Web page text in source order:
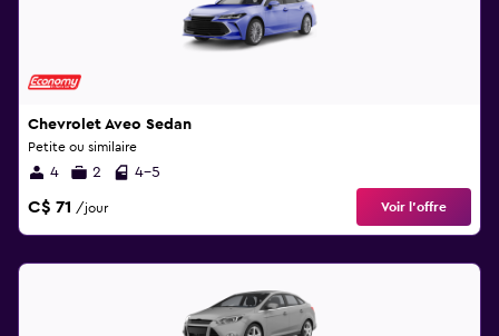
Chevrolet Aveo Sedan
Petite ou similaire
4 2 4-5
C$ 71 /jour Voir l’offre